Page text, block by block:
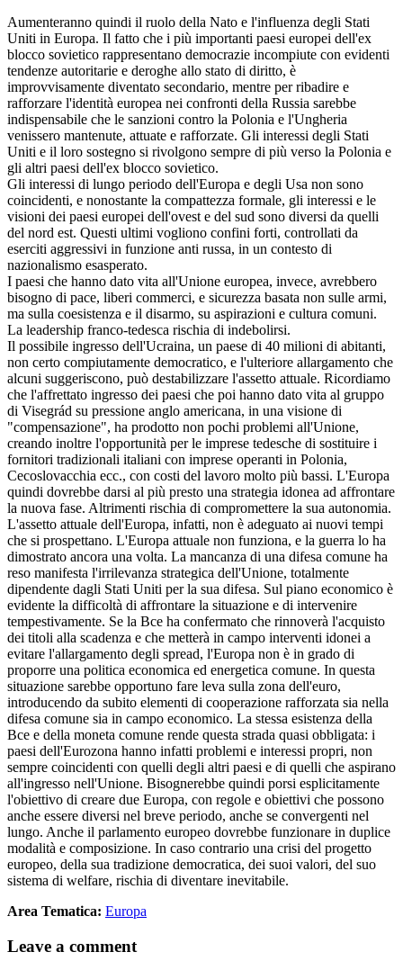
Aumenteranno quindi il ruolo della Nato e l'influenza degli Stati
Uniti in Europa. Il fatto che i più importanti paesi europei dell'ex
blocco sovietico rappresentano democrazie incompiute con evidenti
tendenze autoritarie e deroghe allo stato di diritto, è
improvvisamente diventato secondario, mentre per ribadire e
rafforzare l'identità europea nei confronti della Russia sarebbe
indispensabile che le sanzioni contro la Polonia e l'Ungheria
venissero mantenute, attuate e rafforzate. Gli interessi degli Stati
Uniti e il loro sostegno si rivolgono sempre di più verso la Polonia e
gli altri paesi dell'ex blocco sovietico.
Gli interessi di lungo periodo dell'Europa e degli Usa non sono
coincidenti, e nonostante la compattezza formale, gli interessi e le
visioni dei paesi europei dell'ovest e del sud sono diversi da quelli
del nord est. Questi ultimi vogliono confini forti, controllati da
eserciti aggressivi in funzione anti russa, in un contesto di
nazionalismo esasperato.
I paesi che hanno dato vita all'Unione europea, invece, avrebbero
bisogno di pace, liberi commerci, e sicurezza basata non sulle armi,
ma sulla coesistenza e il disarmo, su aspirazioni e cultura comuni.
La leadership franco-tedesca rischia di indebolirsi.
Il possibile ingresso dell'Ucraina, un paese di 40 milioni di abitanti,
non certo compiutamente democratico, e l'ulteriore allargamento che
alcuni suggeriscono, può destabilizzare l'assetto attuale. Ricordiamo
che l'affrettato ingresso dei paesi che poi hanno dato vita al gruppo
di Visegrád su pressione anglo americana, in una visione di
"compensazione", ha prodotto non pochi problemi all'Unione,
creando inoltre l'opportunità per le imprese tedesche di sostituire i
fornitori tradizionali italiani con imprese operanti in Polonia,
Cecoslovacchia ecc., con costi del lavoro molto più bassi. L'Europa
quindi dovrebbe darsi al più presto una strategia idonea ad affrontare
la nuova fase. Altrimenti rischia di compromettere la sua autonomia.
L'assetto attuale dell'Europa, infatti, non è adeguato ai nuovi tempi
che si prospettano. L'Europa attuale non funziona, e la guerra lo ha
dimostrato ancora una volta. La mancanza di una difesa comune ha
reso manifesta l'irrilevanza strategica dell'Unione, totalmente
dipendente dagli Stati Uniti per la sua difesa. Sul piano economico è
evidente la difficoltà di affrontare la situazione e di intervenire
tempestivamente. Se la Bce ha confermato che rinnoverà l'acquisto
dei titoli alla scadenza e che metterà in campo interventi idonei a
evitare l'allargamento degli spread, l'Europa non è in grado di
proporre una politica economica ed energetica comune. In questa
situazione sarebbe opportuno fare leva sulla zona dell'euro,
introducendo da subito elementi di cooperazione rafforzata sia nella
difesa comune sia in campo economico. La stessa esistenza della
Bce e della moneta comune rende questa strada quasi obbligata: i
paesi dell'Eurozona hanno infatti problemi e interessi propri, non
sempre coincidenti con quelli degli altri paesi e di quelli che aspirano
all'ingresso nell'Unione. Bisognerebbe quindi porsi esplicitamente
l'obiettivo di creare due Europa, con regole e obiettivi che possono
anche essere diversi nel breve periodo, anche se convergenti nel
lungo. Anche il parlamento europeo dovrebbe funzionare in duplice
modalità e composizione. In caso contrario una crisi del progetto
europeo, della sua tradizione democratica, dei suoi valori, del suo
sistema di welfare, rischia di diventare inevitabile.
Area Tematica: Europa
Leave a comment